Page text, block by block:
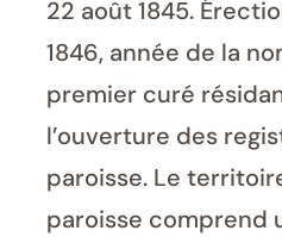
22 août 1845.
1846, année de la
premier curé
l’ouverture des
paroisse. Le
paroisse comprend